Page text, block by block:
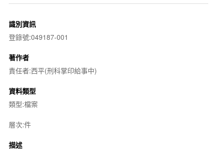
識別資訊
登錄號:049187-001
著作者
責任者:西平(刑科掌印給事中)
資料類型
類型:檔案
層次:件
描述